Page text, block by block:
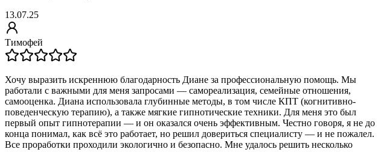
13.07.25
Тимофей
Хочу выразить искреннюю благодарность Диане за профессиональную помощь. Мы
работали с важными для меня запросами — самореализация, семейные отношения,
самооценка. Диана использовала глубинные методы, в том числе КПТ (когнитивно-
поведенческую терапию), а также мягкие гипнотические техники. Для меня это был
первый опыт гипнотерапии — и он оказался очень эффективным. Честно говоря, я не до
конца понимал, как всё это работает, но решил довериться специалисту — и не пожалел.
Все проработки проходили экологично и безопасно. Мне удалось решить несколько